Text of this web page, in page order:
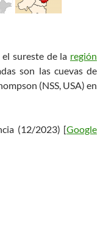
sureste de la región
son las cuevas de
(NSS, USA) en
(12/2023) [Google